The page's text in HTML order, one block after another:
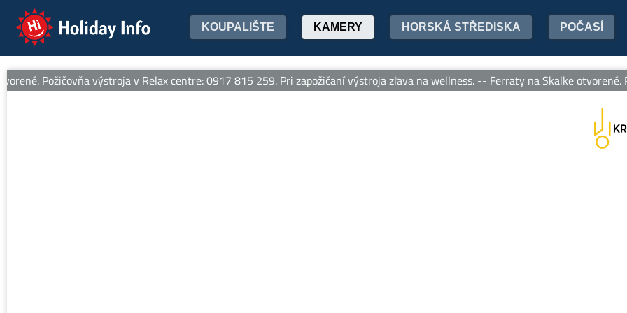
Holiday Info KOUPALIŠTE KAMERY HORSKÁ STŘEDISKA POČASÍ
Požičovňa výstroja v Relax centre: 0917 815 259. Pri zapožičaní výstroja zľava na wellness. -- Ferraty na Skalke otvorené.